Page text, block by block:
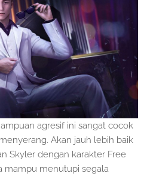
agresif ini sangat cocok
Akan jauh lebih baik
Skyler dengan karakter Free
mampu menutupi segala